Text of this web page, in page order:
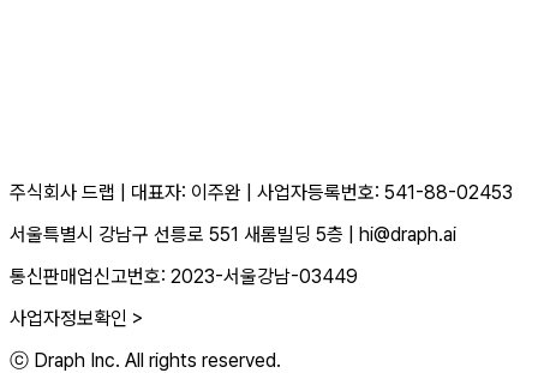
주식회사 드랩 대표자: 이주완
사업자등록번호: 541-88-02453
서울특별시 강남구 선릉로 551 새롬빌딩 5층
hi@draph.ai
통신판매업신고번호: 2023-서울강남-03449
사업자정보확인 >
ⓒ Draph Inc. All rights reserved.